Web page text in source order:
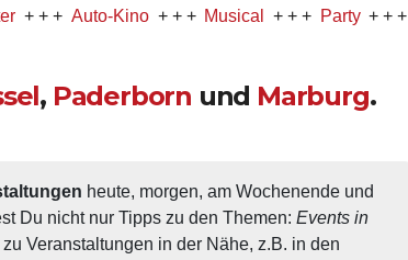
Auto-Kino + + + Musical + + + Party + + + Konzert
, Paderborn und Marburg.
heute, morgen, am Wochenende und
Du nicht nur Tipps zu den Themen: Events in
Veranstaltungen in der Nähe, z.B. in den